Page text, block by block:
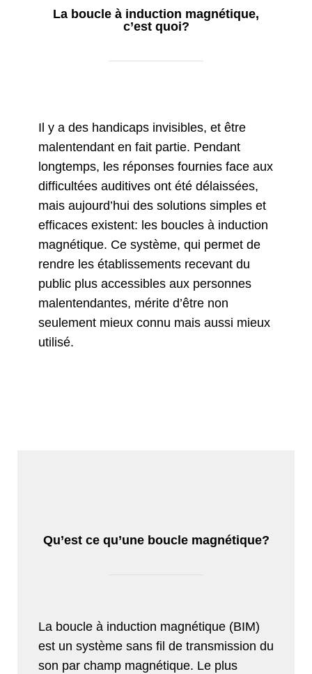
La boucle à induction magnétique,
c’est quoi?
Il y a des handicaps invisibles, et être
malentendant en fait partie. Pendant
longtemps, les réponses fournies face aux
difficultées auditives ont été délaissées,
mais aujourd’hui des solutions simples et
efficaces existent: les boucles à induction
magnétique. Ce système, qui permet de
rendre les établissements recevant du
public plus accessibles aux personnes
malentendantes, mérite d’être non
seulement mieux connu mais aussi mieux
utilisé.
Qu’est ce qu’une boucle magnétique?
La boucle à induction magnétique (BIM)
est un système sans fil de transmission du
son par champ magnétique. Le plus